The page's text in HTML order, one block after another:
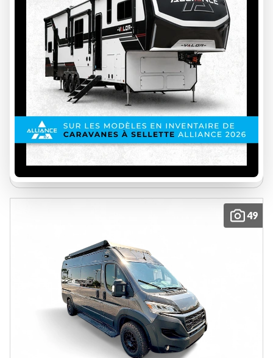
UWAGEN 2026
SÉRIE 7 CLASSIC
SUR COMMANDE
INS00137
Prix sur demande
VOIR LES DÉTAILS
49